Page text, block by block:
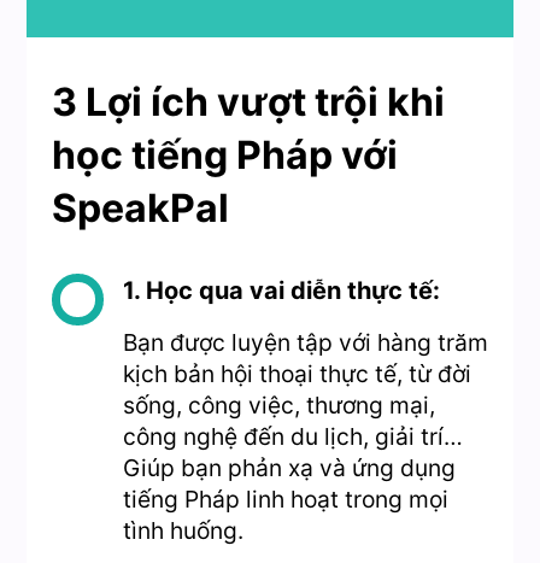
3 Lợi ích vượt trội khi
học tiếng Pháp với
SpeakPal
1. Học qua vai diễn thực tế:
Bạn được luyện tập với hàng trăm
kịch bản hội thoại thực tế, từ đời
sống, công việc, thương mại,
công nghệ đến du lịch, giải trí…
Giúp bạn phản xạ và ứng dụng
tiếng Pháp linh hoạt trong mọi
tình huống.